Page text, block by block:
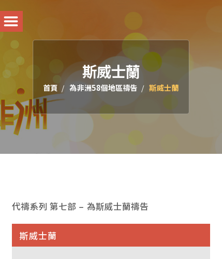
斯威士蘭
首頁 為非洲58個地區禱告 斯威士蘭
代禱系列 第七部 – 為斯威士蘭禱告
斯威士蘭